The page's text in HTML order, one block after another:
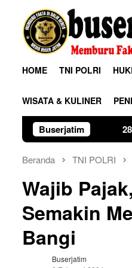
HOME TNI POLRI
WISATA & KULINER
Buserjatim
28 Tahun Membina
Beranda TNI POLRI
Wajib
Semakin
Bangi
Buserjatim